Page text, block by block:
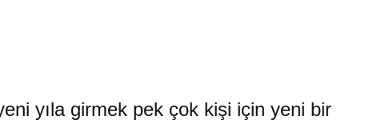
yıla girmek pek çok kişi için yeni bir